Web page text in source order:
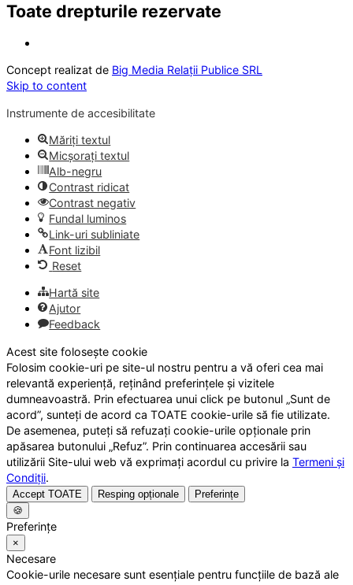
Toate drepturile rezervate
Concept realizat de Big Media Relații Publice SRL
Skip to content
Instrumente de accesibilitate
Măriți textul
Micșorați textul
Alb-negru
Contrast ridicat
Contrast negativ
Fundal luminos
Link-uri subliniate
Font lizibil
Reset
Hartă site
Ajutor
Feedback
Acest site folosește cookie
Folosim cookie-uri pe site-ul nostru pentru a vă oferi cea mai
relevantă experiență, reținând preferințele și vizitele
dumneavoastră. Prin efectuarea unui click pe butonul „Sunt de
acord”, sunteți de acord ca TOATE cookie-urile să fie utilizate.
De asemenea, puteți să refuzați cookie-urile opționale prin
apăsarea butonului „Refuz”. Prin continuarea accesării sau
utilizării Site-ului web vă exprimați acordul cu privire la Termeni și
Condiții.
Accept TOATE Resping opționale
Preferințe
🍪
Preferințe
×
Necesare
Cookie-urile necesare sunt esențiale pentru funcțiile de bază ale